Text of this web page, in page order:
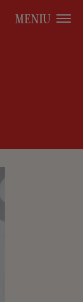
MENIU